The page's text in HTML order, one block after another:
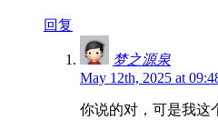
回复
梦之源泉
May 12th, 2025 at
你说的对，可是我这